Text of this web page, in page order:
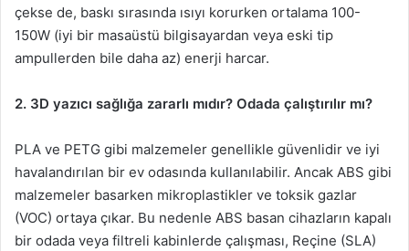
çekse de, baskı sırasında ısıyı korurken ortalama 100-
150W (iyi bir masaüstü bilgisayardan veya eski tip
ampullerden bile daha az) enerji harcar.
2. 3D yazıcı sağlığa zararlı mıdır? Odada çalıştırılır mı?
PLA ve PETG gibi malzemeler genellikle güvenlidir ve iyi
havalandırılan bir ev odasında kullanılabilir. Ancak ABS gibi
malzemeler basarken mikroplastikler ve toksik gazlar
(VOC) ortaya çıkar. Bu nedenle ABS basan cihazların kapalı
bir odada veya filtreli kabinlerde çalışması, Reçine (SLA)